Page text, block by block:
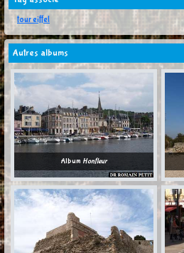
tour eiffel
Autres albums
Album Honfleur